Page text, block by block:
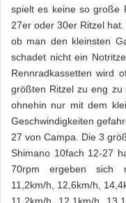
spielt es keine so große
27er oder 30er Ritzel
ob man den kleinsten
schadet nicht ein
Rennradkassetten wird
größten Ritzel zu eng zu
ohnehin nur mit dem
Geschwindigkeiten
27 von Campa. Die 3
Shimano 10fach 12-27
70rpm ergeben sich
11,2km/h, 12,6km/h,